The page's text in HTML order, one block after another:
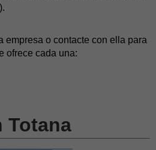
empresa o contacte con ella para
ofrece cada una:
Totana